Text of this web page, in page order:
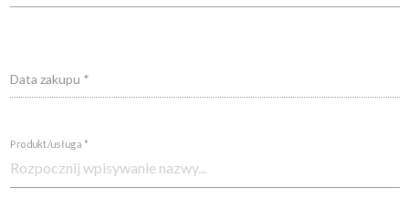
Data zakupu *
Produkt/usługa *